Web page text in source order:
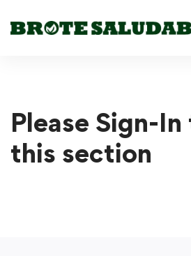
Please Sign-
this section